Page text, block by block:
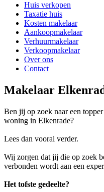
Huis verkopen
Taxatie huis
Kosten makelaar
Aankoopmakelaar
Verhuurmakelaar
Verkoopmakelaar
Over ons
Contact
Makelaar
Ben jij op zoek naar een
woning in Elkenrade?
Lees dan vooral verder.
Wij zorgen dat jij die op zoek
verbonden wordt aan een
Het tofste gedeelte?